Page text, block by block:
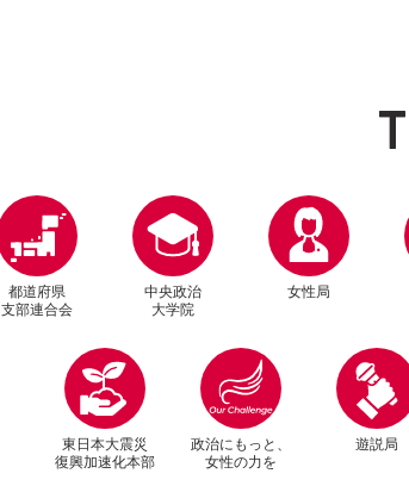
T
都道府県
支部連合会
中央政治
大学院
女性局
東日本大震災
復興加速化本部
政治にもっと、
女性の力を
別ウィンドウリンク
遊説局
別ウィンドウ